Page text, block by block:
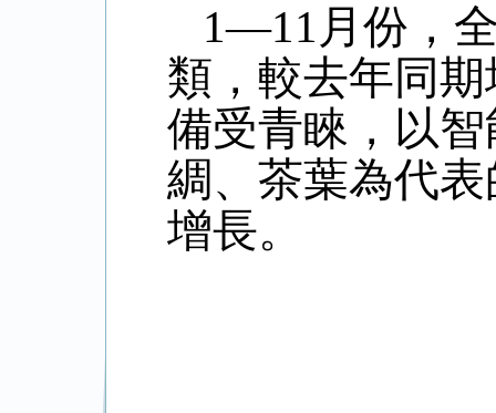
1—11 月份，
類，較去年同
備受青睞，以
綢、茶葉為代
增長。